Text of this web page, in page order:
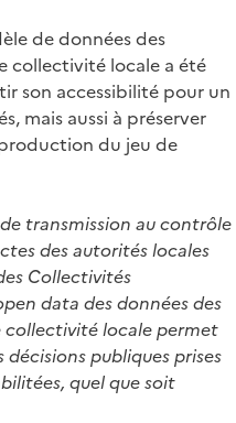
de données des
collectivité locale a été
son accessibilité pour un
mais aussi à préserver
du jeu de
transmission au contrôle
des autorités locales
Collectivités
data des données des
collectivité locale permet
publiques prises
quel que soit